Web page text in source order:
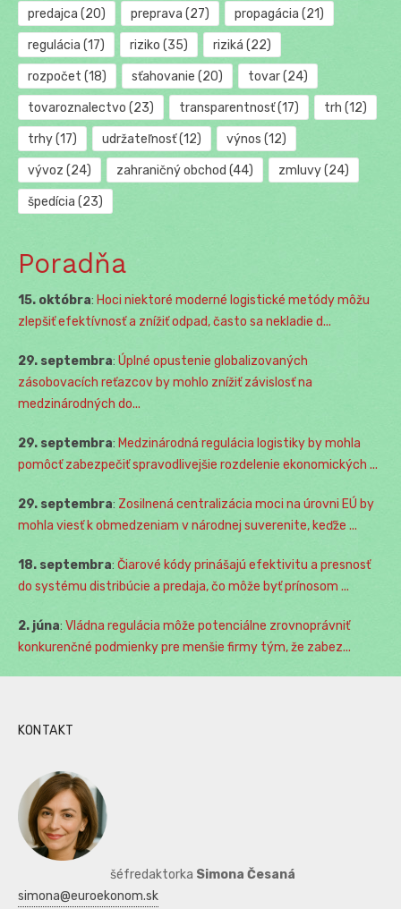
predajca (20) preprava (27) propagácia (21)
regulácia (17) riziko (35) riziká (22)
rozpočet (18) sťahovanie (20) tovar(24)
tovaroznalectvo (23) transparentnosť(17) trh (12)
trhy(17) udržateľnosť(12) výnos (12)
vývoz (24) zahraničný obchod (44) zmluvy(24)
špedícia (23)
Poradňa
15. októbra: Hoci niektoré moderné logistické metódy môžu
zlepšiť efektívnosť a znížiť odpad, často sa nekladie d...
29. septembra: Úplné opustenie globalizovaných
zásobovacích reťazcov by mohlo znížiť závislosť na
medzinárodných do...
29. septembra: Medzinárodná regulácia logistiky by mohla
pomôcť zabezpečiť spravodlivejšie rozdelenie ekonomických ...
29. septembra: Zosilnená centralizácia moci na úrovni EÚ by
mohla viesť k obmedzeniam v národnej suverenite, keďže ...
18. septembra: Čiarové kódy prinášajú efektivitu a presnosť
do systému distribúcie a predaja, čo môže byť prínosom ...
2. júna: Vládna regulácia môže potenciálne zrovnoprávniť
konkurenčné podmienky pre menšie firmy tým, že zabez...
KONTAKT
šéfredaktorka Simona Česaná
simona@euroekonom.sk